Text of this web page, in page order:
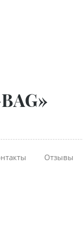
Отзывы